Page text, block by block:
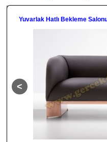
Yuvarlak Hatlı Bekleme